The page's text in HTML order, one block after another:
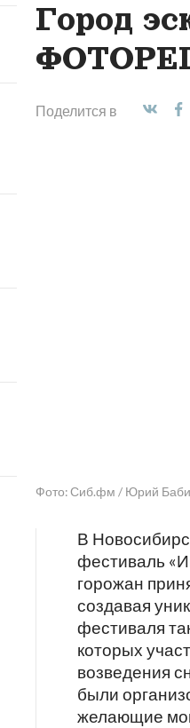
Город
Поделится в
Фото: Сиб.фм / Юрий
В
фестиваль
горожан
создавая
фестиваля
которых
возведения
были
желающие